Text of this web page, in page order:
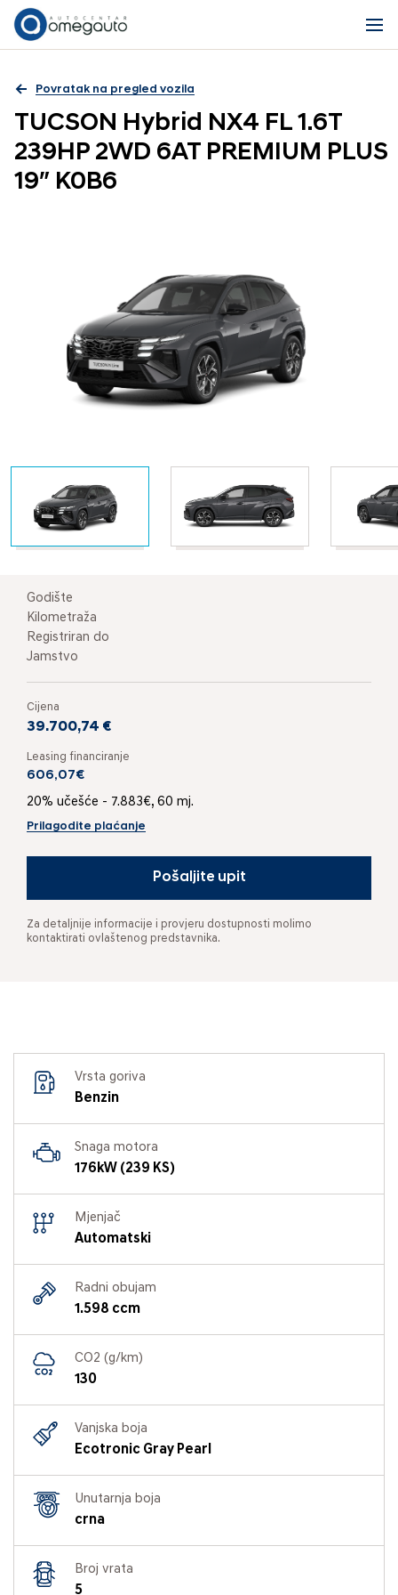
Povratak na pregled vozila
TUCSON Hybrid NX4 FL 1.6T
239HP 2WD 6AT PREMIUM PLUS
19″ K0B6
Godište
Kilometraža
Registriran do
Jamstvo
Cijena
39.700,74 €
Leasing financiranje
606,07€
20% učešće - 7.883€, 60 mj.
Prilagodite plaćanje
Pošaljite upit
Za detaljnije informacije i provjeru dostupnosti molimo
kontaktirati ovlaštenog predstavnika.
Vrsta goriva
Benzin
Snaga motora
176kW (239 KS)
Mjenjač
Automatski
Radni obujam
1.598 ccm
CO2 (g/km)
130
Vanjska boja
Ecotronic Gray Pearl
Unutarnja boja
crna
Broj vrata
5